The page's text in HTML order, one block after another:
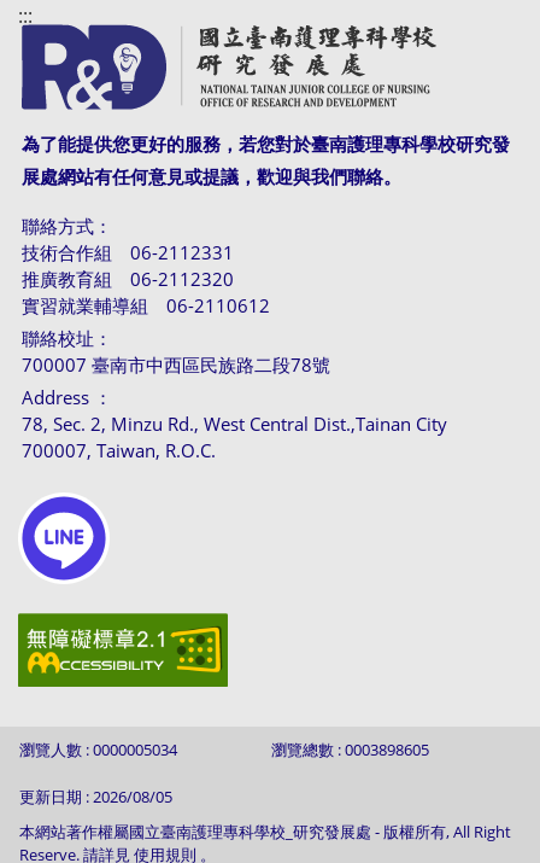
:::
為了能提供您更好的服務，若您對於臺南護理專科學校研究發
展處網站有任何意見或提議，歡迎與我們聯絡。
聯絡方式：
技術合作組 06-2112331
推廣教育組 06-2112320
實習就業輔導組 06-2110612
聯絡校址：
700007 臺南市中西區民族路二段78號
Address ：
78, Sec. 2, Minzu Rd., West Central Dist.,Tainan City
700007, Taiwan, R.O.C.
瀏覽人數 : 0000005034 瀏覽總數 : 0003898605
更新日期 : 2026/08/05
本網站著作權屬國立臺南護理專科學校_研究發展處 - 版權所有, All Right
Reserve. 請詳見 使用規則 。